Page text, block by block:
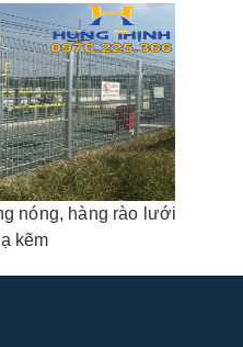
nóng, hàng rào lưới
kẽm